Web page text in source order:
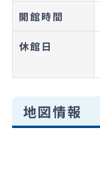
開館時間
休館日
地図情報